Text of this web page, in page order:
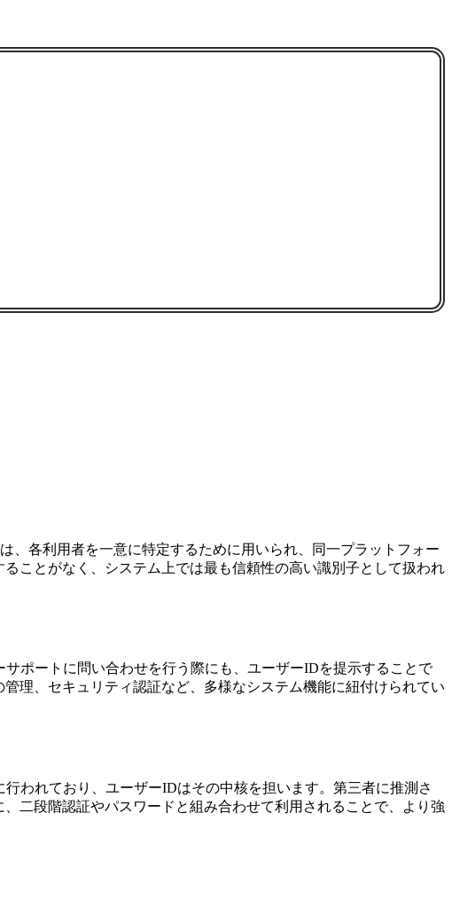
、各利用者を一意に特定するために用いられ、同一プラットフォー
ことがなく、システム上では最も信頼性の高い識別子として扱われ
ポートに問い合わせを行う際にも、ユーザーIDを提示することで
理、セキュリティ認証など、多様なシステム機能に紐付けられてい
われており、ユーザーIDはその中核を担います。第三者に推測さ
二段階認証やパスワードと組み合わせて利用されることで、より強